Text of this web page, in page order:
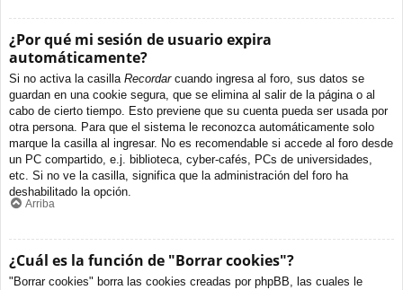
¿Por qué mi sesión de usuario expira
automáticamente?
Si no activa la casilla Recordarcuando ingresa al foro, sus datos se
guardan en una cookie segura, que se elimina al salir de la página o al
cabo de cierto tiempo. Esto previene que su cuenta pueda ser usada por
otra persona. Para que el sistema le reconozca automáticamente solo
marque la casilla al ingresar. No es recomendable si accede al foro desde
un PC compartido, e.j. biblioteca, cyber-cafés, PCs de universidades,
etc. Si no ve la casilla, significa que la administración del foro ha
deshabilitado la opción.
Arriba
¿Cuál es la función de "Borrar cookies"?
"Borrar cookies" borra las cookies creadas por phpBB, las cuales le